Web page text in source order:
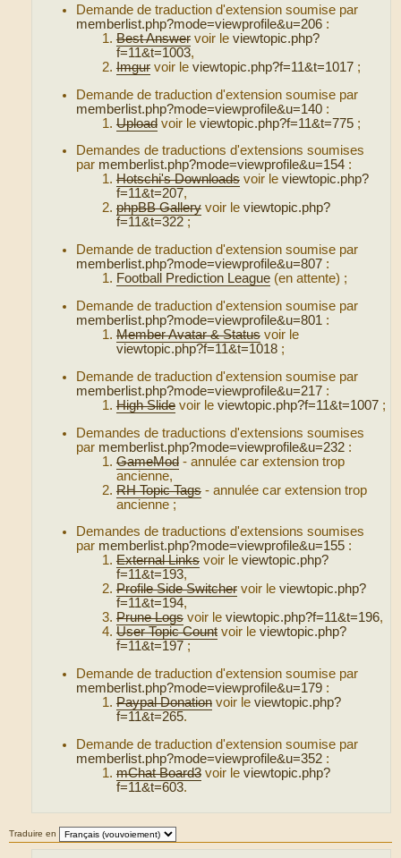
Demande de traduction d'extension soumise par
memberlist.php?mode=viewprofile&u=206 :
Best Answervoir le viewtopic.php?
f=11&t=1003,
Imgurvoir le viewtopic.php?f=11&t=1017;
Demande de traduction d'extension soumise par
memberlist.php?mode=viewprofile&u=140 :
Uploadvoir le viewtopic.php?f=11&t=775;
Demandes de traductions d'extensions soumises
par memberlist.php?mode=viewprofile&u=154 :
Hotschi's Downloadsvoir le viewtopic.php?
f=11&t=207,
phpBB Galleryvoir le viewtopic.php?
f=11&t=322;
Demande de traduction d'extension soumise par
memberlist.php?mode=viewprofile&u=807 :
Football Prediction League(en attente) ;
Demande de traduction d'extension soumise par
memberlist.php?mode=viewprofile&u=801 :
Member Avatar & Statusvoir le
viewtopic.php?f=11&t=1018;
Demande de traduction d'extension soumise par
memberlist.php?mode=viewprofile&u=217 :
High Slidevoir le viewtopic.php?f=11&t=1007;
Demandes de traductions d'extensions soumises
par memberlist.php?mode=viewprofile&u=232 :
GameMod- annulée car extension trop
ancienne,
RH Topic Tags- annulée car extension trop
ancienne ;
Demandes de traductions d'extensions soumises
par memberlist.php?mode=viewprofile&u=155 :
External Linksvoir le viewtopic.php?
f=11&t=193,
Profile Side Switchervoir le viewtopic.php?
f=11&t=194,
Prune Logsvoir le viewtopic.php?f=11&t=196,
User Topic Countvoir le viewtopic.php?
f=11&t=197;
Demande de traduction d'extension soumise par
memberlist.php?mode=viewprofile&u=179 :
Paypal Donationvoir le viewtopic.php?
f=11&t=265.
Demande de traduction d'extension soumise par
memberlist.php?mode=viewprofile&u=352 :
mChat Board3voir le viewtopic.php?
f=11&t=603.
Traduire en